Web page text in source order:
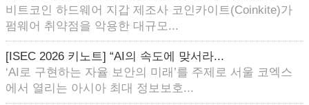
비트코인 하드웨어 지갑 제조사 코인카이트(Coinkite)가
펌웨어 취약점을 악용한 대규모...
[ISEC 2026 키노트] “AI의 속도에 맞서라...
‘AI로 구현하는 자율 보안의 미래’를 주제로 서울 코엑스
에서 열리는 아시아 최대 정보보호...